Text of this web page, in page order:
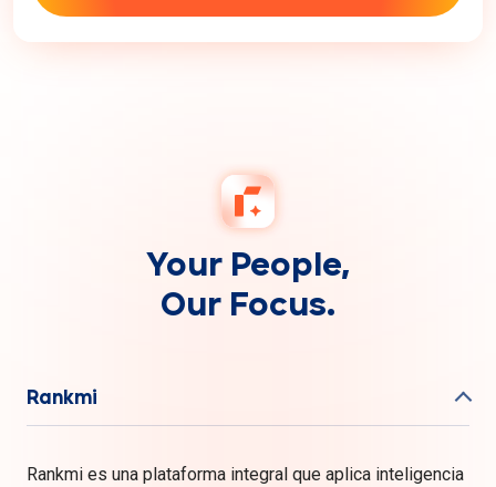
Your People,
Our Focus.
Rankmi
Rankmi es una plataforma integral que aplica inteligencia